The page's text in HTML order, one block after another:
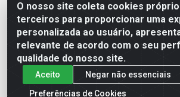
O nosso site coleta cookies
terceiros para proporcionar uma
personalizada ao usuário,
relevante de acordo com o seu
qualidade do nosso site.
Aceito
Negar não essenciais
Preferências de Cookies
Distac Distribuidora - Av. Durval de
- Jardim Petrópolis - Maceió/AL - CEP
08.072.649/0001-20